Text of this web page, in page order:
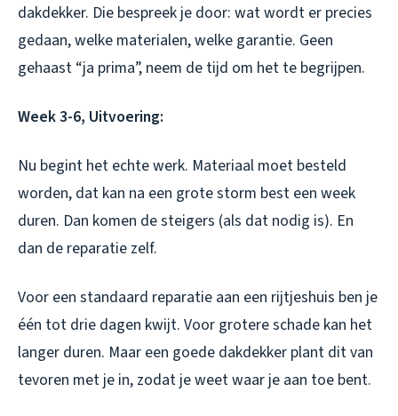
dakdekker. Die bespreek je door: wat wordt er precies
gedaan, welke materialen, welke garantie. Geen
gehaast “ja prima”, neem de tijd om het te begrijpen.
Week 3-6, Uitvoering:
Nu begint het echte werk. Materiaal moet besteld
worden, dat kan na een grote storm best een week
duren. Dan komen de steigers (als dat nodig is). En
dan de reparatie zelf.
Voor een standaard reparatie aan een rijtjeshuis ben je
één tot drie dagen kwijt. Voor grotere schade kan het
langer duren. Maar een goede dakdekker plant dit van
tevoren met je in, zodat je weet waar je aan toe bent.